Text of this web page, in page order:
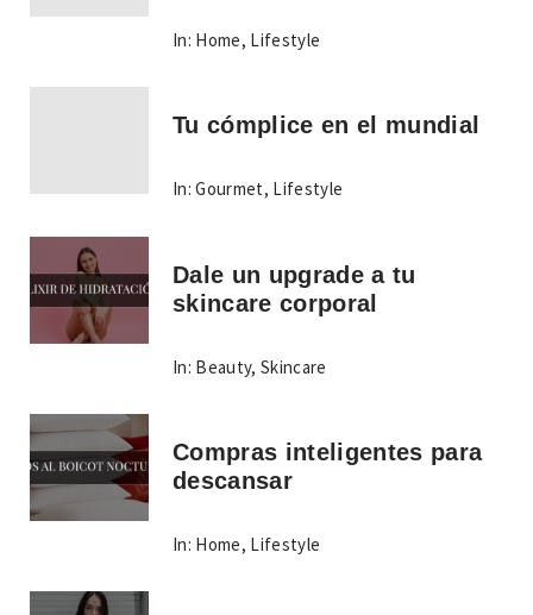
In: Home, Lifestyle
Tu cómplice en el mundial
In: Gourmet, Lifestyle
Dale un upgrade a tu
skincare corporal
In: Beauty,Skincare
Compras inteligentes para
descansar
In: Home, Lifestyle